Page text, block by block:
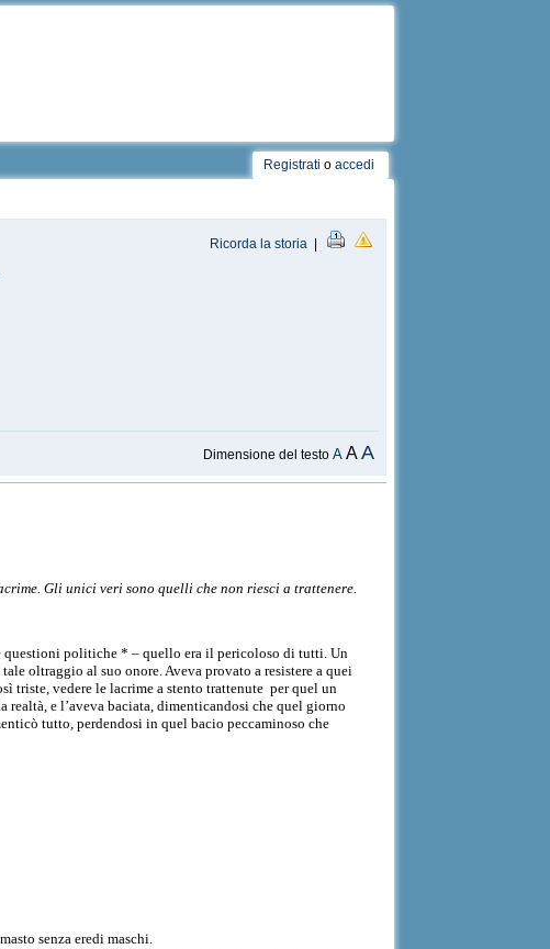
Registrati o accedi
Ricorda la storia |
Dimensione del testoA AA
Gli unici veri sono quelli che non riesci a trattenere.
questioni politiche *– quello era il pericoloso di tutti. Un
oltraggio al suo onore. Aveva provato a resistere a quei
triste, vedere le lacrime a stento trattenute per quel un
e l’aveva baciata, dimenticandosi che quel giorno
tutto, perdendosi in quel bacio peccaminoso che
senza eredi maschi.